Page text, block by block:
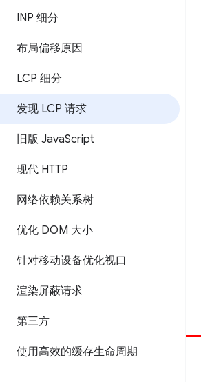
INP 细分
布局偏移原因
LCP 细分
发现 LCP 请求
旧版 JavaScript
现代 HTTP
网络依赖关系树
优化 DOM 大小
针对移动设备优化视口
渲染屏蔽请求
第三方
使用高效的缓存生命周期